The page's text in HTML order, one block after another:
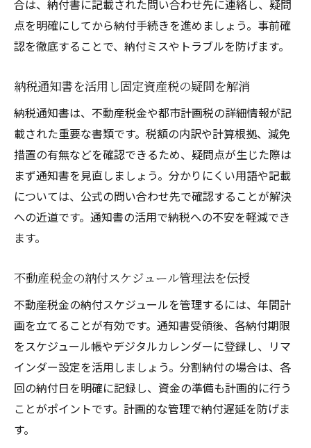
合は、納付書に記載された問い合わせ先に連絡し、疑問
点を明確にしてから納付手続きを進めましょう。事前確
認を徹底することで、納付ミスやトラブルを防げます。
納税通知書を活用し固定資産税の疑問を解消
納税通知書は、不動産税金や都市計画税の詳細情報が記
載された重要な書類です。税額の内訳や計算根拠、減免
措置の有無などを確認できるため、疑問点が生じた際は
まず通知書を見直しましょう。分かりにくい用語や記載
については、公式の問い合わせ先で確認することが解決
への近道です。通知書の活用で納税への不安を軽減でき
ます。
不動産税金の納付スケジュール管理法を伝授
不動産税金の納付スケジュールを管理するには、年間計
画を立てることが有効です。通知書受領後、各納付期限
をスケジュール帳やデジタルカレンダーに登録し、リマ
インダー設定を活用しましょう。分割納付の場合は、各
回の納付日を明確に記録し、資金の準備も計画的に行う
ことがポイントです。計画的な管理で納付遅延を防げま
す。